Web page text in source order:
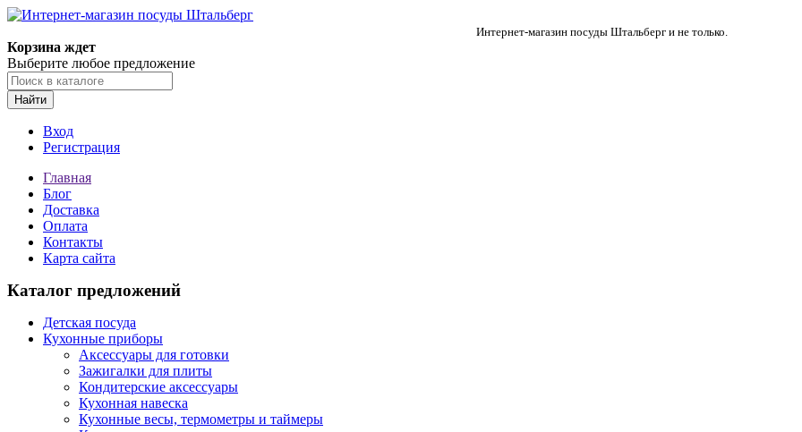
Интернет-магазин посуды Штальберг и не только.
Корзина ждет
Выберите любое предложение
Найти
Вход
Регистрация
Главная
Блог
Доставка
Оплата
Контакты
Карта сайта
Каталог предложений
Детская посуда
Кухонные приборы
Аксессуары для готовки
Зажигалки для плиты
Кондитерские аксессуары
Кухонная навеска
Кухонные весы, термометры и таймеры